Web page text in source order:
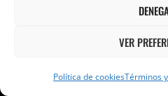
VER
Política de cookiesTérminos